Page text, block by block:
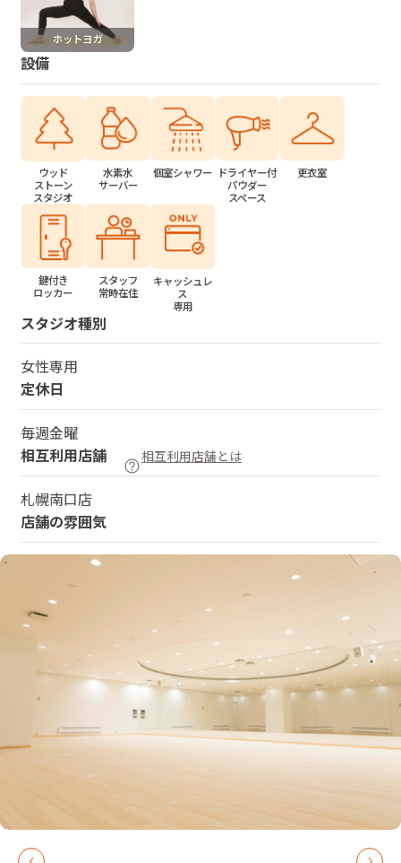
ホットヨガ
設備
ウッド
ストーン
スタジオ
水素水
サーバー
個室シャワー ドライヤー付
パウダー
スペース
更衣室
鍵付き
ロッカー
スタッフ
常時在住
キャッシュレ
ス
専用
スタジオ種別
女性専用
定休日
毎週金曜
相互利用店舗
相互利用店舗とは
札幌南口店
店舗の雰囲気